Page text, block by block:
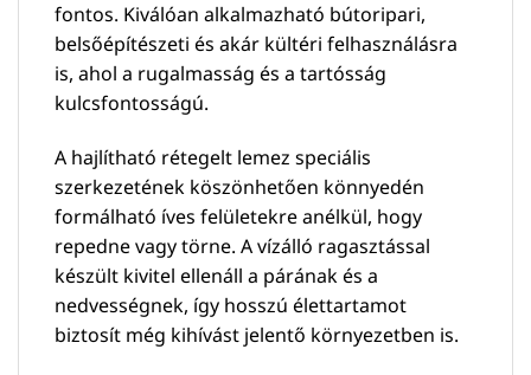
fontos. Kiválóan alkalmazható bútoripari,
belsőépítészeti és akár kültéri felhasználásra
is, ahol a rugalmasság és a tartósság
kulcsfontosságú.
A hajlítható rétegelt lemez speciális
szerkezetének köszönhetően könnyedén
formálható íves felületekre anélkül, hogy
repedne vagy törne. A vízálló ragasztással
készült kivitel ellenáll a párának és a
nedvességnek, így hosszú élettartamot
biztosít még kihívást jelentő környezetben is.